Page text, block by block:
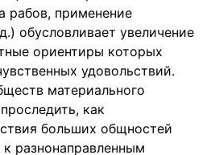
рабов, применение
обусловливает увеличение
ориентиры которых
удовольствий.
материального
как
больших общностей
разнонаправленным